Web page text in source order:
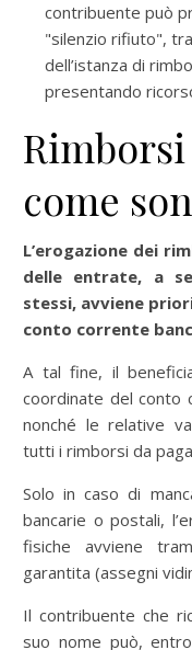
contribuente può
"silenzio rifiuto",
dell’istanza di
presentando
come
L’erogazione dei
delle entrate, a
stessi, avviene
conto corrente
A tal fine, il
coordinate del conto
nonché le relative
tutti i rimborsi da
Solo in caso di
bancarie o postali,
fisiche avviene
garantita (assegni
Il contribuente che
suo nome può,